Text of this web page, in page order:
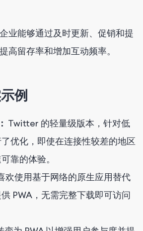
业能够通过及时更新、促销和提
高留存率和增加互动频率。
例
Twitter 的轻量级版本，针对低
优化，即使在连接性较差的地区
靠的体验。
欢使用基于网络的原生应用替代
PWA，无需完整下载即可访问